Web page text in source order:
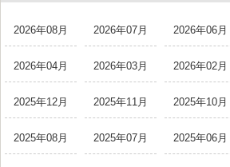
2026年08月 2026年07月 2026年06月
2026年04月 2026年03月 2026年02月
2025年12月 2025年11月 2025年10月
2025年08月 2025年07月 2025年06月